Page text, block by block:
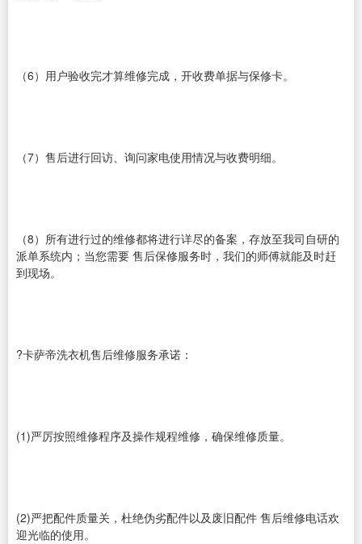
（6）用户验收完才算维修完成，开收费单据与保修卡。
（7）售后进行回访、询问家电使用情况与收费明细。
（8）所有进行过的维修都将进行详尽的备案，存放至我司自研的
派单系统内；当您需要 售后保修服务时，我们的师傅就能及时赶
到现场。
?卡萨帝洗衣机售后维修服务承诺：
(1)严厉按照维修程序及操作规程维修，确保维修质量。
(2)严把配件质量关，杜绝伪劣配件以及废旧配件 售后维修电话欢
迎光临的使用。